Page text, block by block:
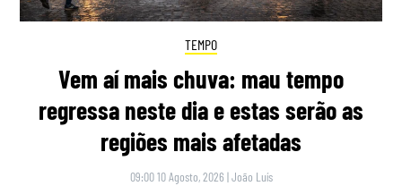
TEMPO
Vem aí mais chuva: mau tempo
regressa neste dia e estas serão as
regiões mais afetadas
09:00 10 Agosto, 2026 |João Luís